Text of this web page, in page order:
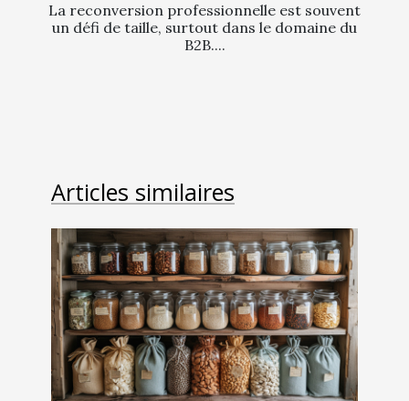
La reconversion professionnelle est souvent
un défi de taille, surtout dans le domaine du
B2B....
Articles similaires